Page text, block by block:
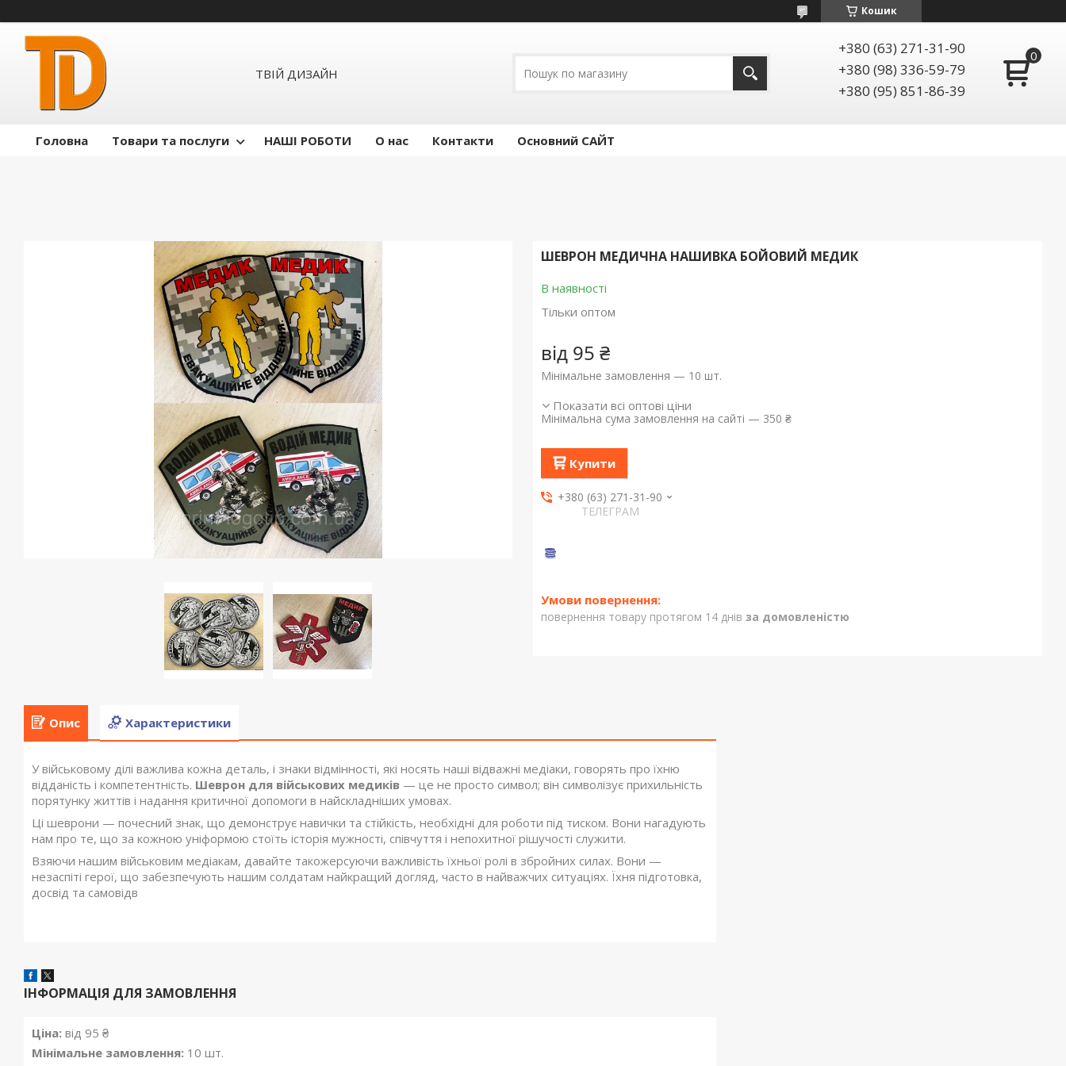
Кошик
ТВІЙ ДИЗАЙН
+380 (63) 271-31-90
+380 (98) 336-59-79
+380 (95) 851-86-39
Головна Товари та послуги НАШІ РОБОТИ О нас Контакти Основний САЙТ
ШЕВРОН МЕДИЧНА НАШИВКА БОЙОВИЙ МЕДИК
В наявності
Тільки оптом
від 95 ₴
Мінімальне замовлення — 10 шт.
Показати всі оптові ціни
Мінімальна сума замовлення на сайті — 350 ₴
Купити
+380 (63) 271-31-90
ТЕЛЕГРАМ
повернення товару протягом 14 днів за домовленістю
Опис Характеристики
У військовому ділі важлива кожна деталь, і знаки відмінності, які носять наші відважні медіаки, говорять про їхню
відданість і компетентність. Шеврон для військових медиків — це не просто символ; він символізує прихильність
порятунку життів і надання критичної допомоги в найскладніших умовах.
Ці шеврони — почесний знак, що демонструє навички та стійкість, необхідні для роботи під тиском. Вони нагадують
нам про те, що за кожною уніформою стоїть історія мужності, співчуття і непохитної рішучості служити.
Взяючи нашим військовим медіакам, давайте такожерсуючи важливість їхньої ролі в збройних силах. Вони —
незаспіті герої, що забезпечують нашим солдатам найкращий догляд, часто в найважчих ситуаціях. Їхня підготовка,
досвід та самовідв
ІНФОРМАЦІЯ ДЛЯ ЗАМОВЛЕННЯ
Ціна: від 95 ₴
Мінімальне замовлення: 10 шт.